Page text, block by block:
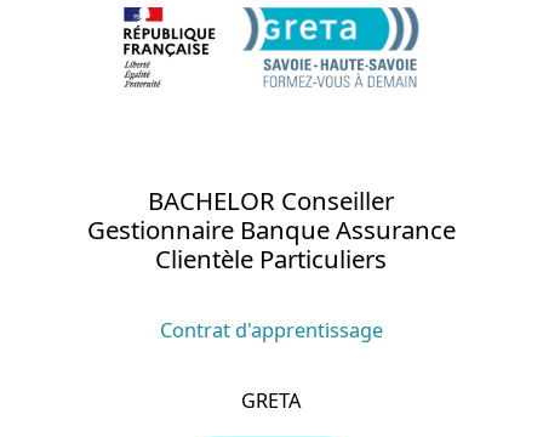
BACHELOR Conseiller
Gestionnaire Banque Assurance
Clientèle Particuliers
Contrat d'apprentissage
GRETA